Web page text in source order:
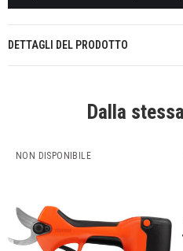
DETTAGLI DEL PRODOTTO
Dalla
NON DISPONIBILE